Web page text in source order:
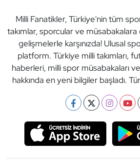
Milli Fanatikler, Türkiye'nin tüm
takımlar, sporcular ve
gelişmelerle karşınızda! Ulusal
platform. Türkiye milli takımları,
haberleri, milli spor müsabakaları
hakkında en yeni bilgiler başladı.